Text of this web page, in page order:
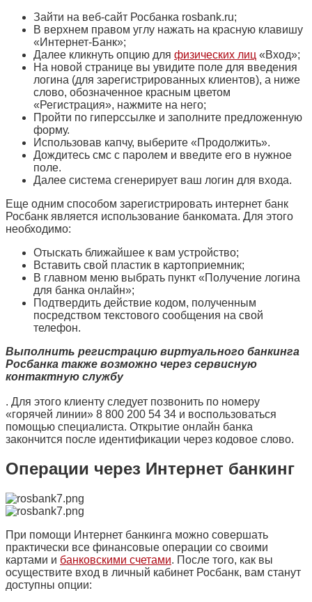
Зайти на веб-сайт Росбанка rosbank.ru;
В верхнем правом углу нажать на красную клавишу
«Интернет-Банк»;
Далее кликнуть опцию для физических лиц «Вход»;
На новой странице вы увидите поле для введения
логина (для зарегистрированных клиентов), а ниже
слово, обозначенное красным цветом
«Регистрация», нажмите на него;
Пройти по гиперссылке и заполните предложенную
форму.
Использовав капчу, выберите «Продолжить».
Дождитесь смс с паролем и введите его в нужное
поле.
Далее система сгенерирует ваш логин для входа.
Еще одним способом зарегистрировать интернет банк
Росбанк является использование банкомата. Для этого
необходимо:
Отыскать ближайшее к вам устройство;
Вставить свой пластик в картоприемник;
В главном меню выбрать пункт «Получение логина
для банка онлайн»;
Подтвердить действие кодом, полученным
посредством текстового сообщения на свой
телефон.
Выполнить регистрацию виртуального банкинга
Росбанка также возможно через сервисную
контактную службу
. Для этого клиенту следует позвонить по номеру
«горячей линии» 8 800 200 54 34 и воспользоваться
помощью специалиста. Открытие онлайн банка
закончится после идентификации через кодовое слово.
Операции через Интернет банкинг
При помощи Интернет банкинга можно совершать
практически все финансовые операции со своими
картами и банковскими счетами. После того, как вы
осуществите вход в личный кабинет Росбанк, вам станут
доступны опции: